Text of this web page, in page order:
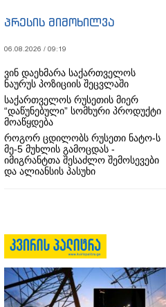
პრესის მიმოხილვა
06.08.2026 / 09:19
ვინ დაეხმარა საქართველოს
ნაურუს პოზიციის შეცვლაში
საქართველოს რუსეთის მიერ
“დაწუნებული” სომხური პროდუქტი
მოაწყდება
როგორ ცდილობს რუსეთი ნატო-ს
მე-5 მუხლის გამოცდას -
იმიგრანტთა შესაძლო შემოსევები
და ალიანსის პასუხი